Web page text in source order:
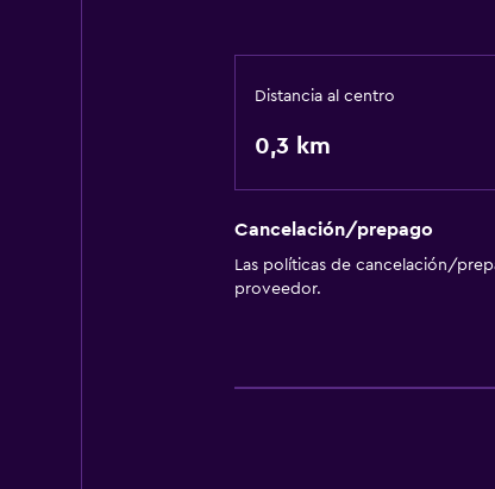
Distancia al centro
0,3 km
Cancelación/prepago
Las políticas de cancelación/
proveedor.